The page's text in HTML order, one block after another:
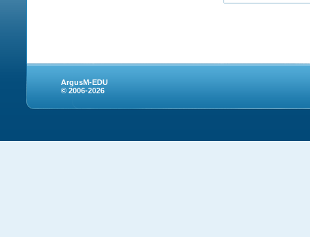
ArgusM-EDU
© 2006-2026